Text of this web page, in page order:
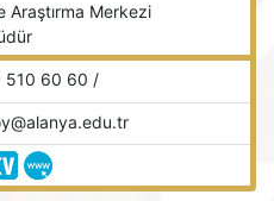
Araştırma Merkezi
510 60 60 /